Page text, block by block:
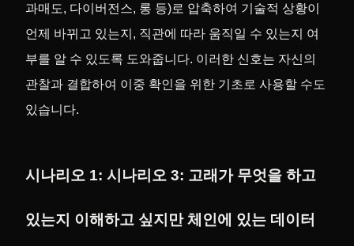
과매도, 다이버전스, 롱 등)로 압축하여 기술적 상황이
언제 바뀌고 있는지, 직관에 따라 움직일 수 있는지 여
부를 알 수 있도록 도와줍니다. 이러한 신호는 자신의
관찰과 결합하여 이중 확인을 위한 기초로 사용할 수도
있습니다.
시나리오 1: 시나리오 3: 고래가 무엇을 하고
있는지 이해하고 싶지만 체인에 있는 데이터